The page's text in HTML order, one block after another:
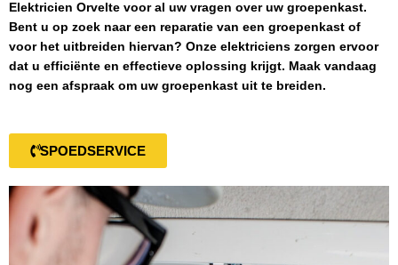
Elektricien Orvelte voor al uw vragen over uw groepenkast.
Bent u op zoek naar een reparatie van een groepenkast of
voor het uitbreiden hiervan? Onze elektriciens zorgen ervoor
dat u efficiënte en effectieve oplossing krijgt. Maak vandaag
nog een afspraak om uw groepenkast uit te breiden.
SPOEDSERVICE